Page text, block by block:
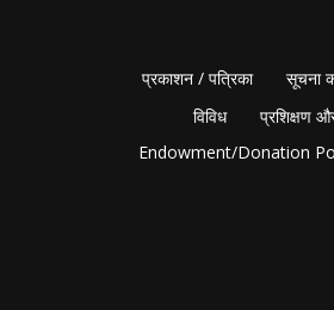
प्रकाशन / पत्रिका सूचना
विविध
प्रशिक्षण
Endowment/Donation